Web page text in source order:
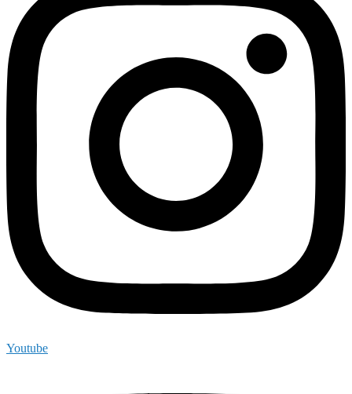
Youtube